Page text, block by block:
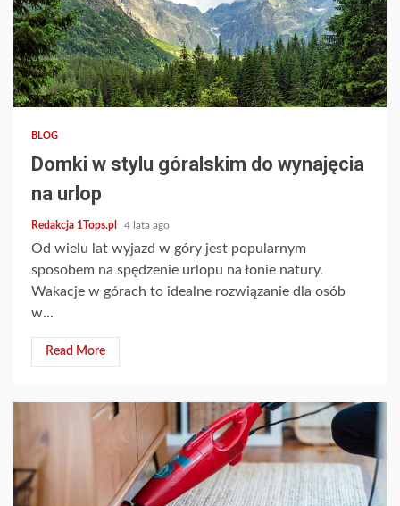
2 min read
BLOG
Domki w stylu góralskim do wynajęcia
na urlop
Redakcja 1Tops.pl 4 lata ago
Od wielu lat wyjazd w góry jest popularnym
sposobem na spędzenie urlopu na łonie natury.
Wakacje w górach to idealne rozwiązanie dla osób
w...
Read More